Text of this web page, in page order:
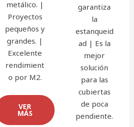
metálico. |
Proyectos
pequeños y
grandes. |
Excelente
rendimient
o por M2.
VER
MÁS
garantiza
la
estanqueid
ad | Es la
mejor
solución
para las
cubiertas
de poca
pendiente.